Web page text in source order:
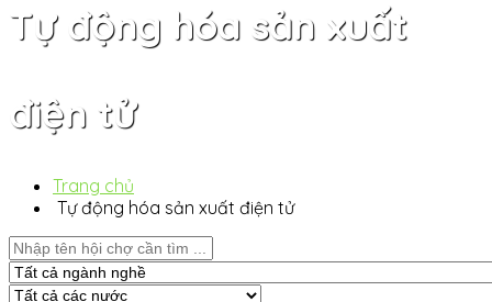
Tự động hóa sản xuất
điện tử
Trang chủ
Tự động hóa sản xuất điện tử